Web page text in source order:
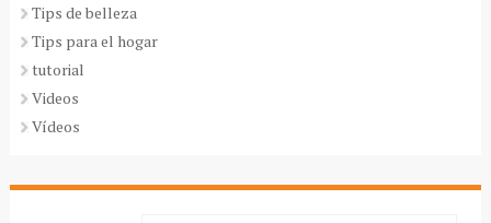
Tips de belleza
Tips para el hogar
tutorial
Videos
Vídeos